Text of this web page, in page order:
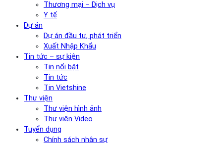
Thương mại – Dịch vụ
Y tế
Dự án
Dự án đầu tư, phát triển
Xuất Nhập Khẩu
Tin tức – sự kiện
Tin nổi bật
Tin tức
Tin Vietshine
Thư viện
Thư viện hình ảnh
Thư viện Video
Tuyển dụng
Chính sách nhân sự